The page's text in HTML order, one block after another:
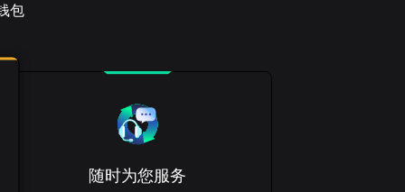
包
随时为您服务